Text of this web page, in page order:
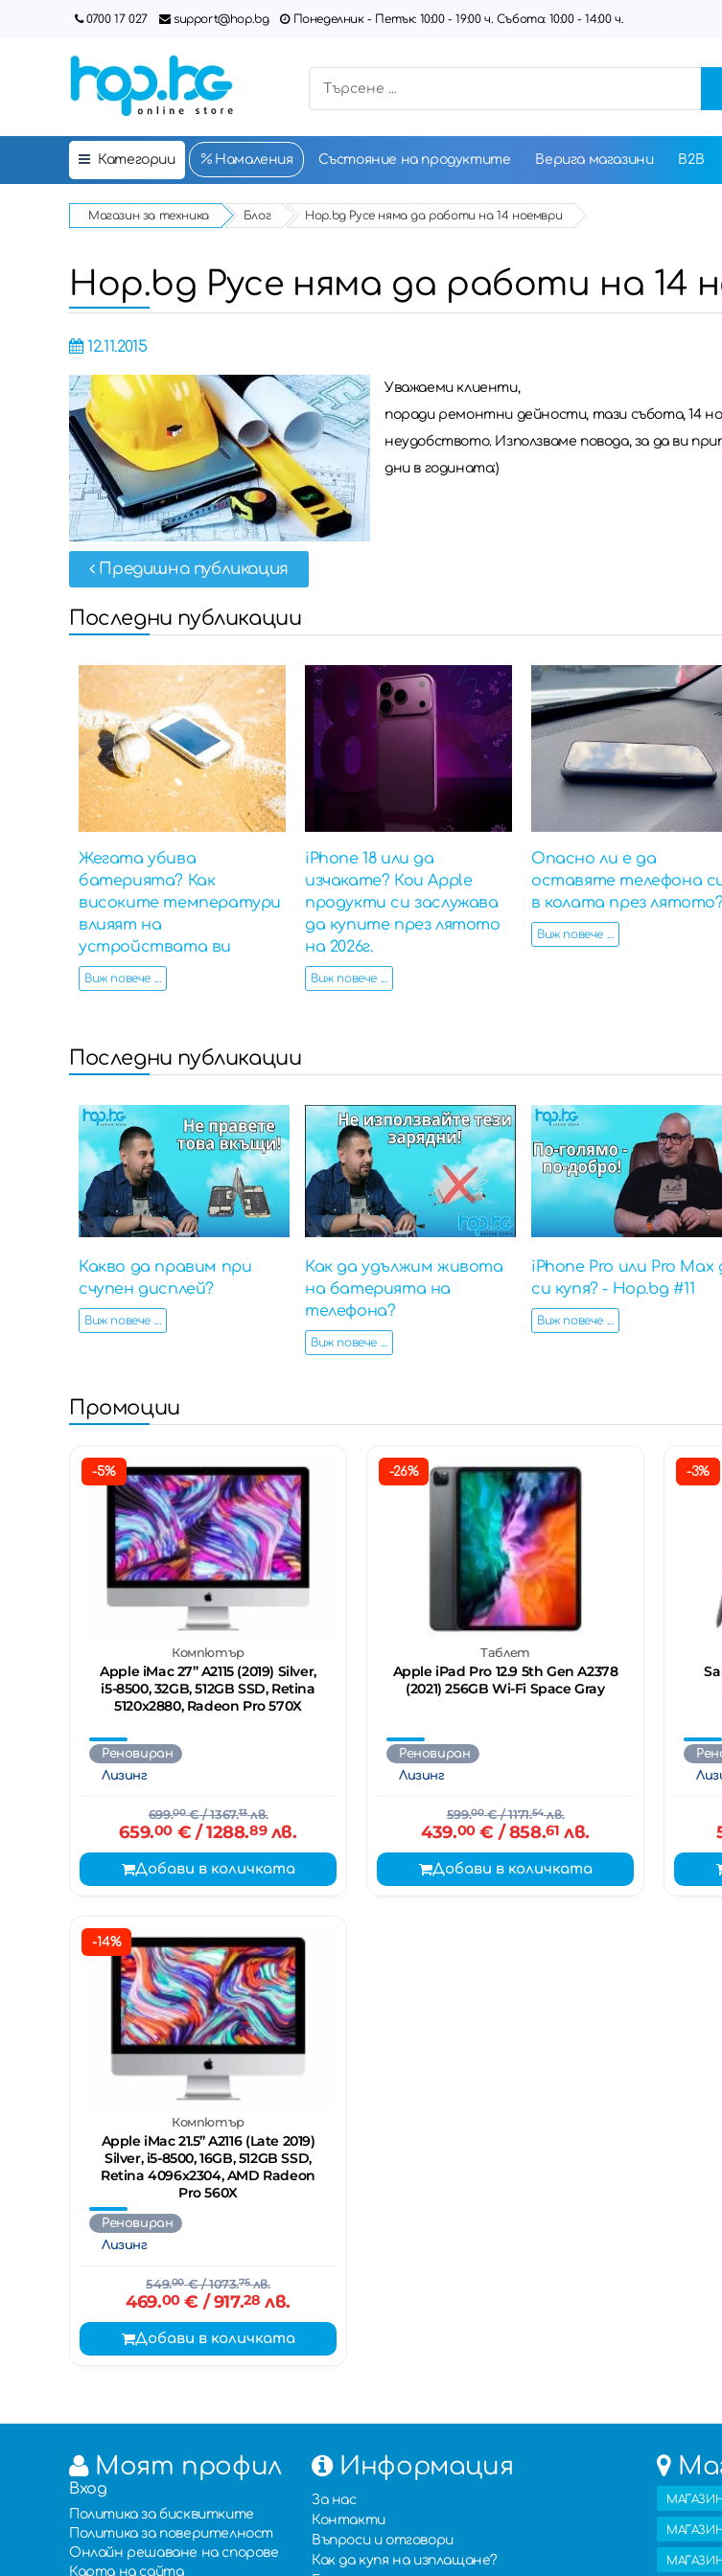
0700 17 027 support@hop.bg Понеделник - Петък: 10:00 - 19:00 ч. Събота: 10:00 - 14:00 ч.
Категории Намаления Състояние на продуктите Верига магазини B2B
Магазин за техника Блог Hop.bg Русе няма да работи на 14 ноември
Hop.bg Русе няма да работи на 14
12.11.2015
Уважаеми клиенти,
поради ремонтни дейности, тази събота, 14
неудобството. Използваме повода, за да ви
дни в годината:)
Предишна публикация
Последни публикации
Жегата убива
батерията? Как
високите температури
влияят на
устройствата ви
Виж повече ...
iPhone 18 или да
изчакате? Кои Apple
продукти си заслужава
да купите през лятото
на 2026г.
Виж повече ...
Опасно ли е да
оставяте телефона
в колата през лятото?
Виж повече ...
Последни публикации
Какво да правим при
счупен дисплей?
Виж повече ...
Как да удължим живота
на батерията на
телефона?
Виж повече ...
iPhone Pro или Pro Max
си купя? - Hop.bg #11
Виж повече ...
Промоции
-5%
Компютър
Apple iMac 27’’ A2115 (2019) Silver,
i5-8500, 32GB, 512GB SSD, Retina
5120x2880, Radeon Pro 570X
Реновиран
Лизинг
699.00€/ 1367.13лв.
659.00€ / 1288.89лв.
Добави в количката
-26%
Таблет
Apple iPad Pro 12.9 5th Gen A2378
(2021) 256GB Wi-Fi Space Gray
Реновиран
Лизинг
599.00€/ 1171.54лв.
439.00€ / 858.61 лв.
Добави в количката
-3%
-14%
Компютър
Apple iMac 21.5’’ A2116 (Late 2019)
Silver, i5-8500, 16GB, 512GB SSD,
Retina 4096x2304, AMD Radeon
Pro 560X
Реновиран
Лизинг
549.00€/ 1073.75лв.
469.00€ / 917.28 лв.
Добави в количката
Моят профил
Вход
Политика за бисквитките
Политика за поверителност
Онлайн решаване на спорове
Карта на сайта
Информация
За нас
Контакти
Въпроси и отговори
Как да купя на изплащане?
МАГАЗИН